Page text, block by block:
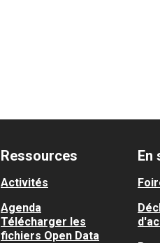
Ressources
Activités
Agenda
Télécharger les
fichiers Open Data
En